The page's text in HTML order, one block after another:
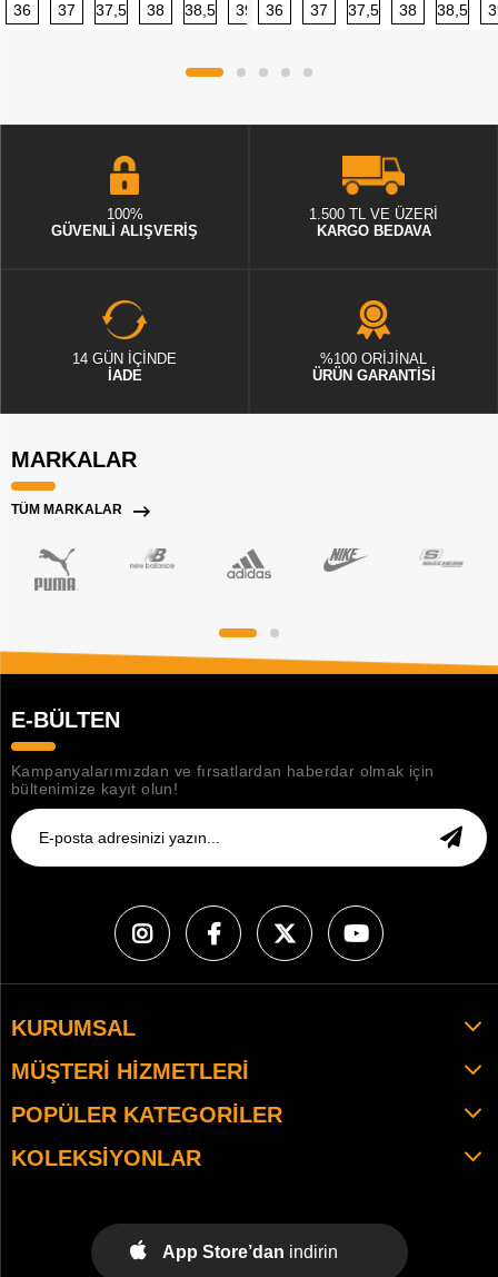
36 37 37,5 38 38,5 39 40 40,5 41 42 42,5
36 37 37,5 38 38,5
100%
GÜVENLİ ALIŞVERİŞ
1.500 TL VE ÜZERİ
KARGO BEDAVA
14 GÜN İÇİNDE
İADE
%100 ORİJİNAL
ÜRÜN GARANTİSİ
MARKALAR
TÜM MARKALAR
E-BÜLTEN
Kampanyalarımızdan ve fırsatlardan haberdar olmak için
bültenimize kayıt olun!
KURUMSAL
MÜŞTERI HIZMETLERI
POPÜLER KATEGORILER
KOLEKSIYONLAR
App Store’dan indirin